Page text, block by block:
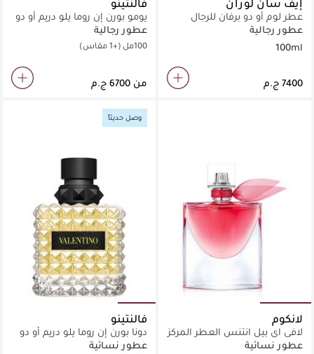
إيف سان لوران
عطر لوم أو دو برفان للرجال
100مل
عطور رجالية
100ml
فالنتينو
يومو بورن إن روما يلو دريم أو دو
تواليت
عطور رجالية
100مل (+1 مقاس)
من
لانكوم
لافي اي بيل انتنس العطر المركز
الجديد من لانكوم أو دو برفان
عطور نسائية
وصل حديثاً
فالنتينو
دونا بورن إن روما يلو دريم أو دو
برفان
عطور نسائية